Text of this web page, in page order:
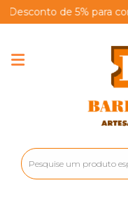
de 5% para